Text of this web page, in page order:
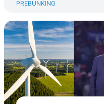
PREBUNKING